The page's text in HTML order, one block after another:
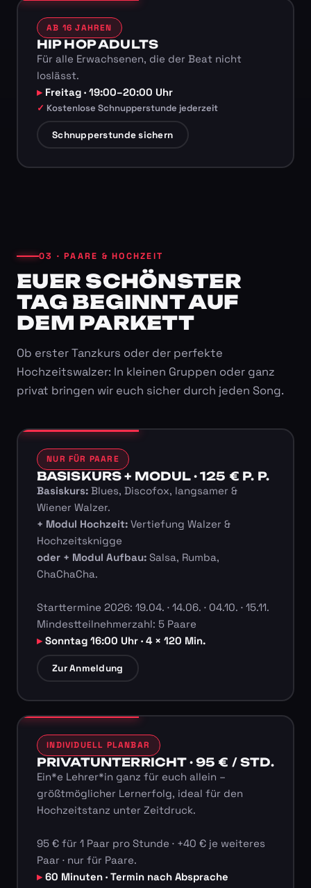
AB 16 JAHREN
HIP HOP ADULTS
Für alle Erwachsenen, die der Beat nicht
loslässt.
Freitag · 19:00–20:00 Uhr
Kostenlose Schnupperstunde jederzeit
Schnupperstunde sichern
03 · PAARE & HOCHZEIT
EUER SCHÖNSTER
TAG BEGINNT AUF
DEM PARKETT
Ob erster Tanzkurs oder der perfekte
Hochzeitswalzer: In kleinen Gruppen oder ganz
privat bringen wir euch sicher durch jeden Song.
NUR FÜR PAARE
BASISKURS + MODUL · 125 € P. P.
Basiskurs:Blues, Discofox, langsamer &
Wiener Walzer.
+ Modul Hochzeit:Vertiefung Walzer &
Hochzeitsknigge
oder + Modul Aufbau:Salsa, Rumba,
ChaChaCha.
Starttermine 2026: 19.04. · 14.06. · 04.10. · 15.11.
Mindestteilnehmerzahl: 5 Paare
Sonntag 16:00 Uhr · 4 × 120 Min.
Zur Anmeldung
INDIVIDUELL PLANBAR
PRIVATUNTERRICHT · 95 € / STD.
Ein*e Lehrer*in ganz für euch allein –
größtmöglicher Lernerfolg, ideal für den
Hochzeitstanz unter Zeitdruck.
95 € für 1 Paar pro Stunde · +40 € je weiteres
Paar · nur für Paare.
60 Minuten · Termin nach Absprache